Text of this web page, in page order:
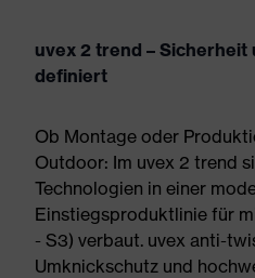
uvex 2 trend –
definiert
Ob Montage oder
Outdoor: Im uvex 2 trend
Technologien in einer
Einstiegsproduktlinie für
- S3) verbaut. uvex anti-
Umknickschutz und